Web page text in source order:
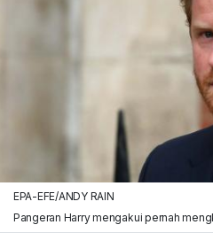
EPA-EFE/ANDY RAIN
Pangeran Harry mengakui pernah